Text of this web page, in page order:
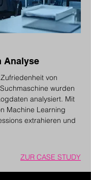
Analyse
von
wurden
analysiert. Mit
Machine Learning
extrahieren und
ZUR CASE STUDY